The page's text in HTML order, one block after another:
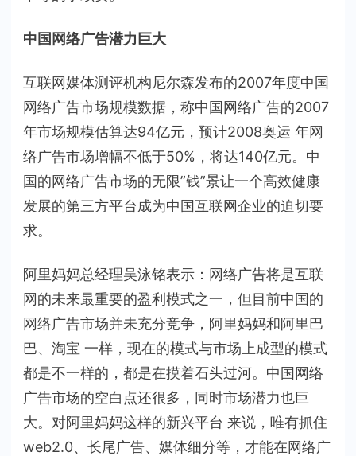
中国网络广告潜力巨大
互联网媒体测评机构尼尔森发布的2007年度中国
网络广告市场规模数据，称中国网络广告的2007
年市场规模估算达94亿元，预计2008奥运 年网
络广告市场增幅不低于50%，将达140亿元。中
国的网络广告市场的无限”钱”景让一个高效健康
发展的第三方平台成为中国互联网企业的迫切要
求。
阿里妈妈总经理吴泳铭表示：网络广告将是互联
网的未来最重要的盈利模式之一，但目前中国的
网络广告市场并未充分竞争，阿里妈妈和阿里巴
巴、淘宝 一样，现在的模式与市场上成型的模式
都是不一样的，都是在摸着石头过河。中国网络
广告市场的空白点还很多，同时市场潜力也巨
大。对阿里妈妈这样的新兴平台 来说，唯有抓住
web2.0、长尾广告、媒体细分等，才能在网络广